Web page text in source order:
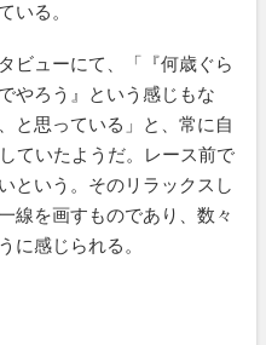
いる。
ビューにて、「『何歳ぐら
やろう』という感じもな
と思っている」と、常に自
ていたようだ。レース前で
という。そのリラックスし
線を画すものであり、数々
に感じられる。